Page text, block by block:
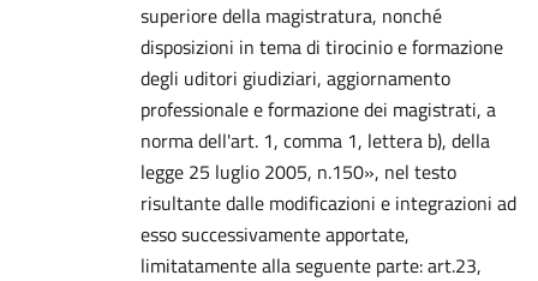
superiore della magistratura, nonché
disposizioni in tema di tirocinio e formazione
degli uditori giudiziari, aggiornamento
professionale e formazione dei magistrati, a
norma dell'art. 1, comma 1, lettera b), della
legge 25 luglio 2005, n.150», nel testo
risultante dalle modificazioni e integrazioni ad
esso successivamente apportate,
limitatamente alla seguente parte: art.23,